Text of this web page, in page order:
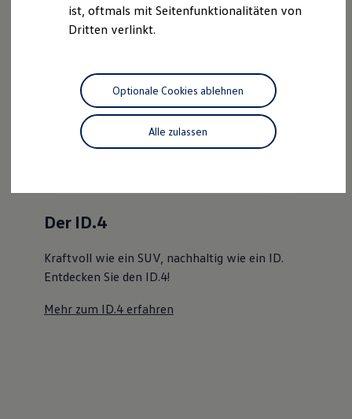
Software Updates
Service und Ersatzteile
Motorenöl und Flüssigkeiten
Räder und Reifen
Pannen- und Unfallhilfe
Economy Service
Volkswagen Teile
Zubehör
Individualisieren
Wallbox und Ladekabel
Dienste für Ihr Modell finden
Volkswagen Apps, Login und Shop
Handy und Fahrzeug verbinden
Über Ihr Auto
Der ID.4
Kraftvoll wie ein SUV, nachhaltig wie ein ID.
Mehr zum ID.4 erfahren
ist, oftmals mit Seitenfunktionalitäten von
Dritten verlinkt.
Alle zulassen
Optionale Cookies ablehnen